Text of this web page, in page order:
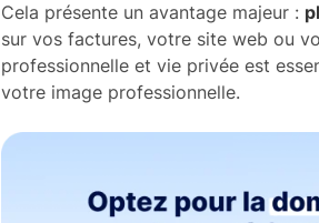
Cela présente un avantage majeur :
sur vos factures, votre site web ou
professionnelle et vie privée est
votre image professionnelle.